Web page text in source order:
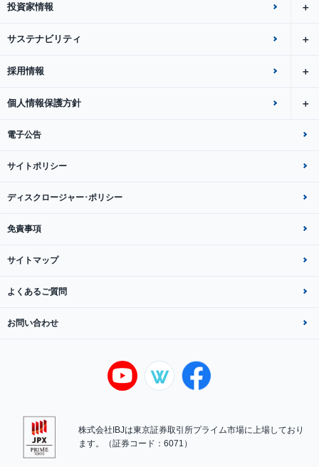
投資家情報
サステナビリティ
採用情報
個人情報保護方針
電子公告
サイトポリシー
ディスクロージャー･ポリシー
免責事項
サイトマップ
よくあるご質問
お問い合わせ
株式会社IBJは東京証券取引所プライム市場に上場しており
ます。（証券コード：6071）